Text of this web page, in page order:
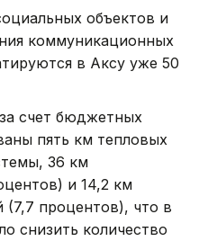
объектов и
коммуникационных
в Аксу уже 50
счет бюджетных
пять км тепловых
36 км
и 14,2 км
(7,7 процентов), что в
снизить количество